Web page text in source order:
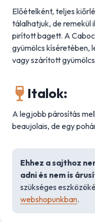
Előételként, teljes
tálalhatjuk, de remekül
pirított bagett. A
gyümölcs kíséretében,
vagy szárított
Italok:
A legjobb párosítás
beaujolais, de egy
Ehhez a sajthoz
adni és nem is
szükséges
webshopunkban.